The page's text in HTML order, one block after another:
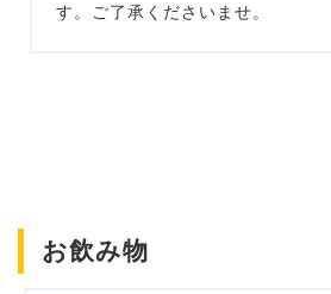
す。ご了承くださいませ。
お飲み物